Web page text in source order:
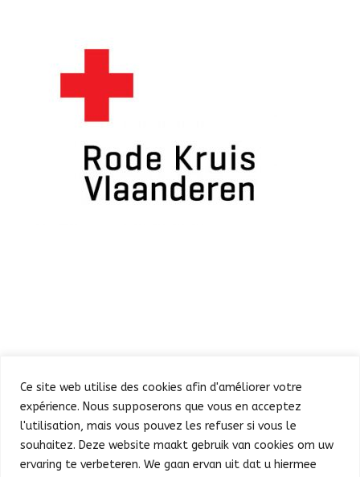
Ce site web utilise des cookies afin d'améliorer votre
expérience. Nous supposerons que vous en acceptez
l'utilisation, mais vous pouvez les refuser si vous le
souhaitez. Deze website maakt gebruik van cookies om uw
ervaring te verbeteren. We gaan ervan uit dat u hiermee
Defilé
Feest in de Warande
Concert en vuurwerk